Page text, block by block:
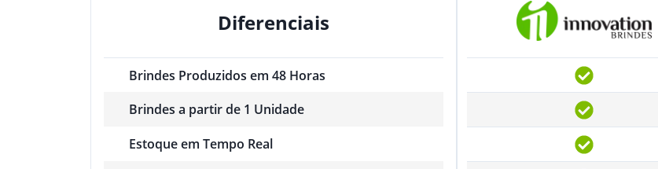
Diferenciais
Brindes Produzidos em 48 Horas
Brindes a partir de 1 Unidade
Estoque em Tempo Real